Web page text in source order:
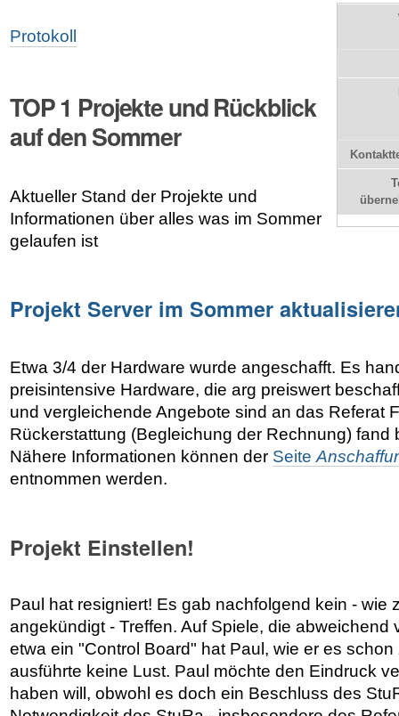
Protokoll
TOP 1 Projekte und Rückblick
auf den Sommer
Aktueller Stand der Projekte und
Informationen über alles was im Sommer
gelaufen ist
Projekt Server im Sommer
Etwa 3/4 der Hardware wurde angeschafft. Es
preisintensive Hardware, die arg preiswert
und vergleichende Angebote sind an das Referat
Rückerstattung (Begleichung der Rechnung) fand
Nähere Informationen können der Seite
entnommen werden.
Projekt Einstellen!
Paul hat resigniert! Es gab nachfolgend kein - wie
angekündigt - Treffen. Auf Spiele, die abweichend
etwa ein "Control Board" hat Paul, wie er es
ausführte keine Lust. Paul möchte den Eindruck
haben will, obwohl es doch ein Beschluss des